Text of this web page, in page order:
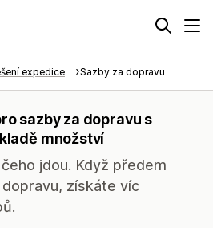
expedice Sazby za dopravu
sazby za dopravu s
množství
jdou. Když předem
získáte víc